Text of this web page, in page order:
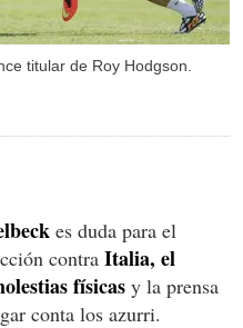
titular de Roy Hodgson.
es duda para el
contra Italia, el
físicas y la prensa
conta los azurri.